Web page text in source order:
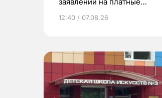
12:40 / 07.08.26